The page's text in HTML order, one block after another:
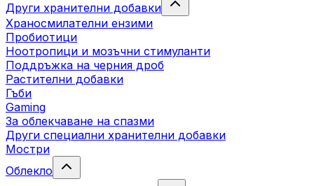
Други хранителни добавки
Храносмилателни ензими
Пробиотици
Ноотропици и мозъчни стимуланти
Поддръжка на черния дроб
Растителни добавки
Гъби
Gaming
За облекчаване на спазми
Други специални хранителни добавки
Мостри
Облекло